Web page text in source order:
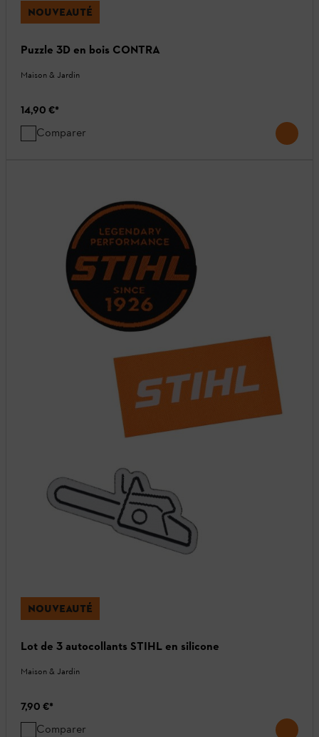
NOUVEAUTÉ
Puzzle 3D en bois CONTRA
Maison & Jardin
14,90 €*
Comparer
NOUVEAUTÉ
Lot de 3 autocollants STIHL en silicone
Maison & Jardin
7,90 €*
Comparer